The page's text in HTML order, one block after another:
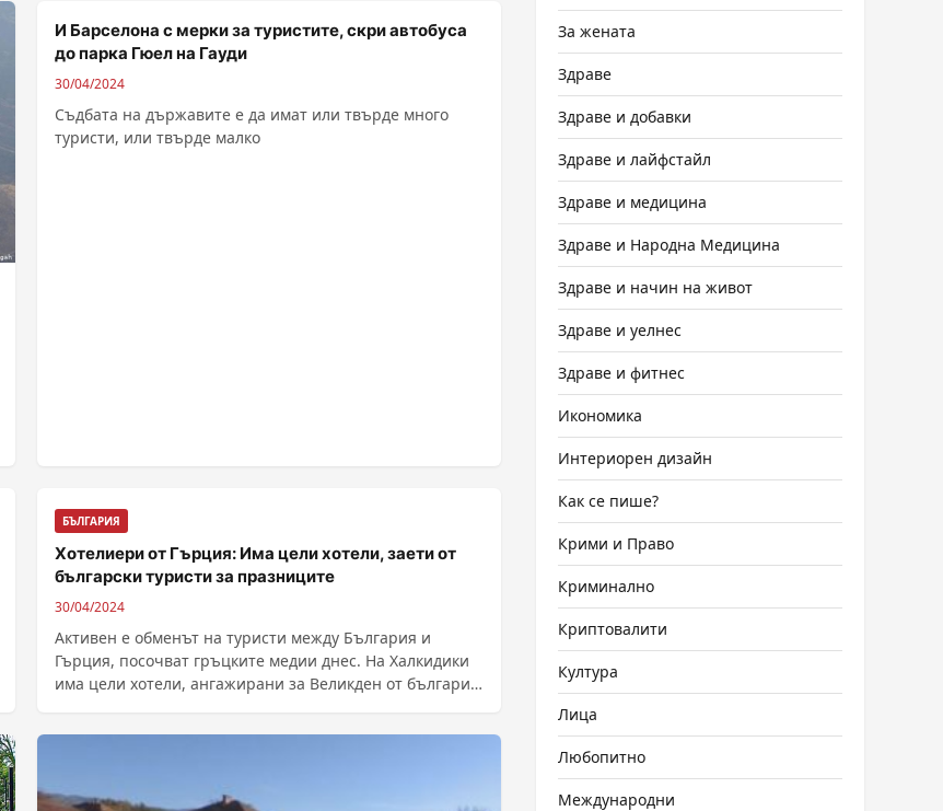
И Барселона с мерки за туристите, скри автобуса
до парка Гюел на Гауди
30/04/2024
Съдбата на държавите е да имат или твърде много
туристи, или твърде малко
БЪЛГАРИЯ
Хотелиери от Гърция: Има цели хотели, заети от
български туристи за празниците
30/04/2024
Активен е обменът на туристи между България и
Гърция, посочват гръцките медии днес. На Халкидики
има цели хотели, ангажирани за Великден от българи,
За жената
Здраве
Здраве и добавки
Здраве и лайфстайл
Здраве и медицина
Здраве и Народна Медицина
Здраве и начин на живот
Здраве и уелнес
Здраве и фитнес
Икономика
Интериорен дизайн
Как се пише?
Крими и Право
Криминално
Криптовалити
Култура
Лица
Любопитно
Международни